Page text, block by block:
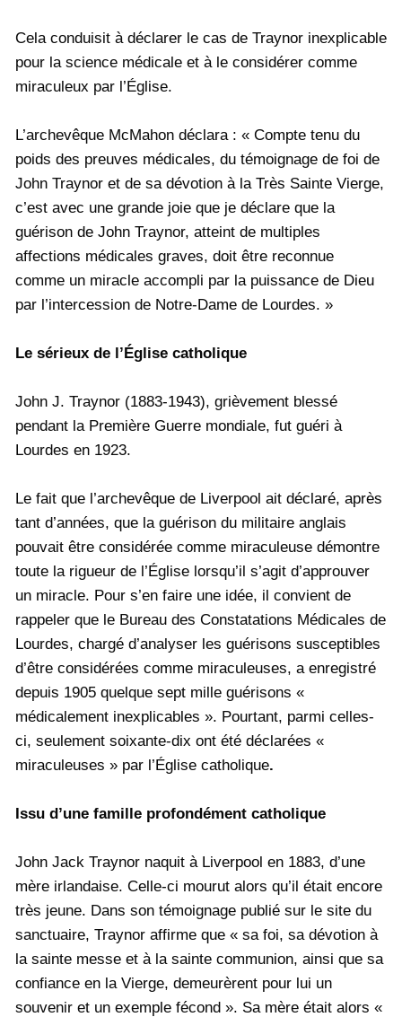
Cela conduisit à déclarer le cas de Traynor inexplicable
pour la science médicale et à le considérer comme
miraculeux par l’Église.
L’archevêque McMahon déclara : « Compte tenu du
poids des preuves médicales, du témoignage de foi de
John Traynor et de sa dévotion à la Très Sainte Vierge,
c’est avec une grande joie que je déclare que la
guérison de John Traynor, atteint de multiples
affections médicales graves, doit être reconnue
comme un miracle accompli par la puissance de Dieu
par l’intercession de Notre-Dame de Lourdes. »
Le sérieux de l’Église catholique
John J. Traynor (1883-1943), grièvement blessé
pendant la Première Guerre mondiale, fut guéri à
Lourdes en 1923.
Le fait que l’archevêque de Liverpool ait déclaré, après
tant d’années, que la guérison du militaire anglais
pouvait être considérée comme miraculeuse démontre
toute la rigueur de l’Église lorsqu’il s’agit d’approuver
un miracle. Pour s’en faire une idée, il convient de
rappeler que le Bureau des Constatations Médicales de
Lourdes, chargé d’analyser les guérisons susceptibles
d’être considérées comme miraculeuses, a enregistré
depuis 1905 quelque sept mille guérisons «
médicalement inexplicables ». Pourtant, parmi celles-
ci, seulement soixante-dix ont été déclarées «
miraculeuses » par l’Église catholique.
Issu d’une famille profondément catholique
John Jack Traynor naquit à Liverpool en 1883, d’une
mère irlandaise. Celle-ci mourut alors qu’il était encore
très jeune. Dans son témoignage publié sur le site du
sanctuaire, Traynor affirme que « sa foi, sa dévotion à
la sainte messe et à la sainte communion, ainsi que sa
confiance en la Vierge, demeurèrent pour lui un
souvenir et un exemple fécond ». Sa mère était alors «